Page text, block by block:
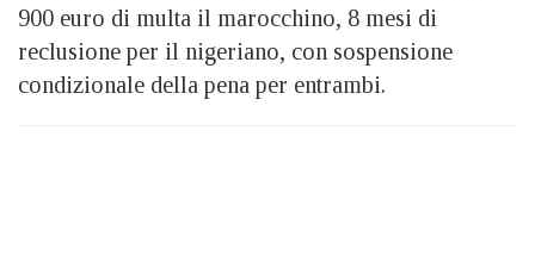
900 euro di multa il marocchino, 8 mesi di
reclusione per il nigeriano, con sospensione
condizionale della pena per entrambi.